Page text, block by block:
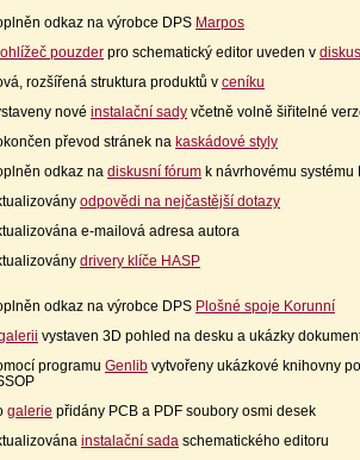
odkaz na výrobce DPS Marpos
pouzder pro schematický editor uveden v
rozšířená struktura produktů v ceníku
nové instalační sady včetně volně šiřitelné
převod stránek na kaskádové styly
odkaz na diskusní fórum k návrhovému systému
odpovědi na nejčastější dotazy
e-mailová adresa autora
drivery klíče HASP
odkaz na výrobce DPS Plošné spoje Korunní
vystaven 3D pohled na desku a ukázky
programu Genlib vytvořeny ukázkové knihovny
galerie přidány PCB a PDF soubory osmi desek
instalační sada schematického editoru